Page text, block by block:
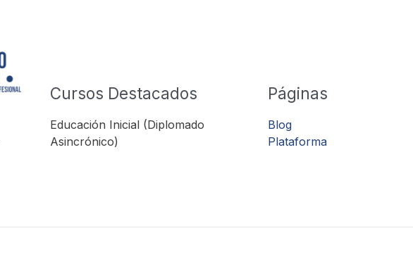
Cursos Destacados
Educación Inicial (Diplomado
Asincrónico)
Páginas
Blog
Plataforma